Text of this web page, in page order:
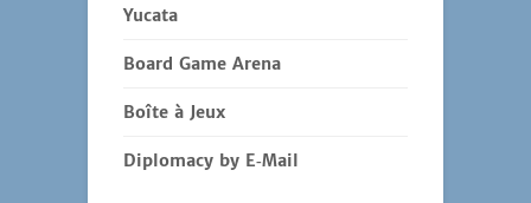
Yucata
Board Game Arena
Boîte à Jeux
Diplomacy by E‑Mail